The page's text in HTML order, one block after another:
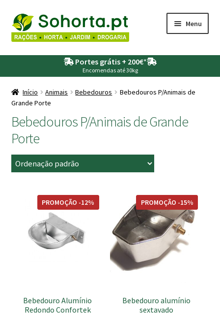
Ir
para
a
navegação
Saltar
para
o
conteúdo
Menu
Agricultura
Drogaria
Depósitos – Fossas
Jardim
Rega
Portes grátis + 200€*
Encomendas até 30kg
Início Animais Bebedouros
Bebedouros P/Animais de
Grande Porte
Bebedouros P/Animais de Grande
Porte
Bebedouro Alumínio
Redondo Confortek
PROMOÇÃO -12%
Bebedouro alumínio
sextavado
PROMOÇÃO -15%